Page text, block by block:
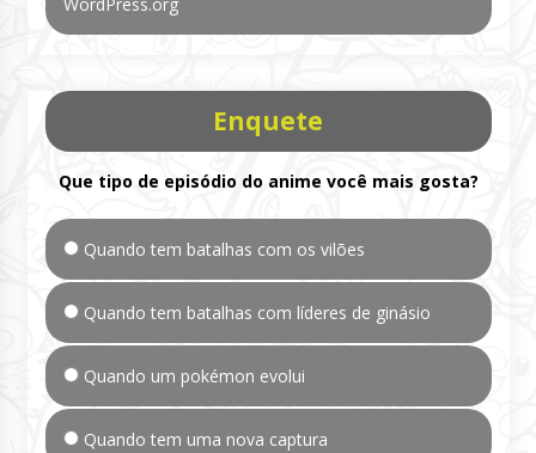
Enquete
Que tipo de episódio do anime você mais gosta?
Quando tem batalhas com os vilões
Quando tem batalhas com líderes de ginásio
Quando um pokémon evolui
Quando tem uma nova captura